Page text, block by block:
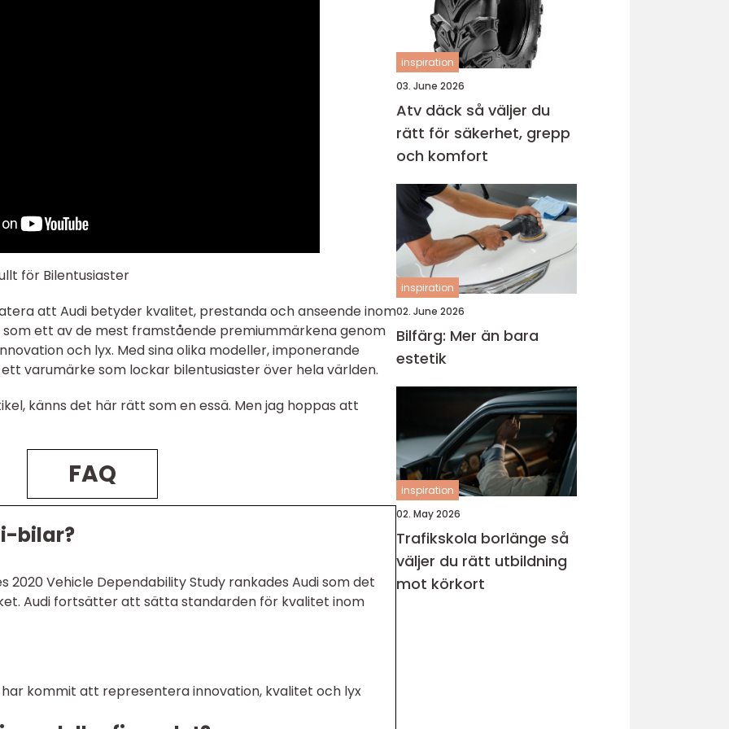
för Bilentusiaster
att Audi betyder kvalitet, prestanda och anseende inom
som ett av de mest framstående premiummärkena genom
och lyx. Med sina olika modeller, imponerande
varumärke som lockar bilentusiaster över hela världen.
känns det här rätt som en essä. Men jag hoppas att
FAQ
bilar?
2020 Vehicle Dependability Study rankades Audi som det
Audi fortsätter att sätta standarden för kvalitet inom
kommit att representera innovation, kvalitet och lyx
inspiration
03. June 2026
Atv däck så väljer du
rätt för säkerhet, grepp
och komfort
inspiration
02. June 2026
Bilfärg: Mer än bara
estetik
inspiration
02. May 2026
Trafikskola borlänge så
väljer du rätt utbildning
mot körkort